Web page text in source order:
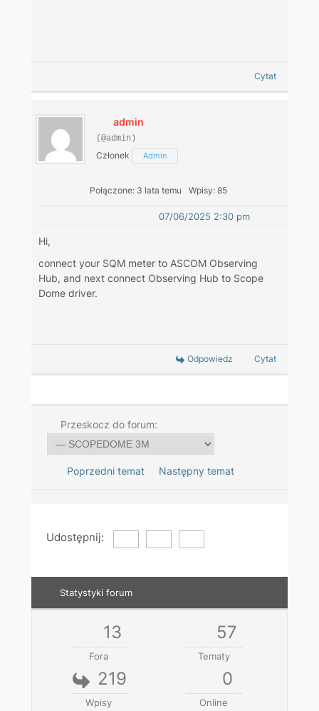
Cytat
admin
(@admin)
Członek Admin
Połączone: 3 lata temu Wpisy: 85
07/06/2025 2:30 pm
Hi,
connect your SQM meter to ASCOM Observing
Hub, and next connect Observing Hub to Scope
Dome driver.
Odpowiedz Cytat
Przeskocz do forum:
Poprzedni temat Następny temat
Udostępnij:
Statystyki forum
13
Fora
57
Tematy
219
Wpisy
0
Online